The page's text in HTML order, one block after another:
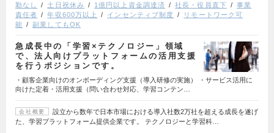
勤なし
土日祝休み 1億円以上資金調達済 社長・役員直下
事業
責任者
年収600万以上 インセンティブ制度
リモートワーク可
能
副業してもOK
急成長中の「学習×テクノロジー」領域
で、法人向けプラットフォームの活用支援
を行うポジションです。
・顧客企業向けのオンボーディング支援（導入研修の実施） ・サービス活用に
向けた定着・活用支援（問い合わせ対応、学習コンテン…
会社概要
設立から数年で日本市場における導入社数2万社を超える成長を遂げ
た、学習プラットフォーム提供企業です。 テクノロジーと学習科…